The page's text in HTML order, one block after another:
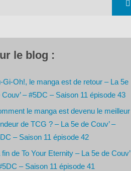
le blog :
Gi-Oh!, le manga est de retour – La 5e
Couv’ – #5DC – Saison 11 épisode 43
le manga est devenu le meilleur
de TCG ? – La 5e de Couv’ –
– Saison 11 épisode 42
fin de To Your Eternity – La 5e de Couv’
– Saison 11 épisode 41